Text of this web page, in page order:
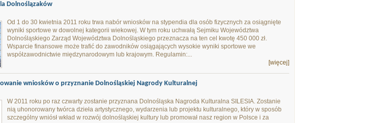
Dolnoślązaków
Od 1 do 30 kwietnia 2011 roku trwa nabór wniosków na stypendia dla osób fizycznych za osiągnięte
wyniki sportowe w dowolnej kategorii wiekowej. W tym roku uchwałą Sejmiku Województwa
Dolnośląskiego Zarząd Województwa Dolnośląskiego przeznacza na ten cel kwotę 450 000 zł.
Wsparcie finansowe może trafić do zawodników osiągających wysokie wyniki sportowe we
współzawodnictwie międzynarodowym lub krajowym. Regulamin:...
[więcej]
wniosków o przyznanie Dolnośląskiej Nagrody Kulturalnej
W 2011 roku po raz czwarty zostanie przyznana Dolnośląska Nagroda Kulturalna SILESIA. Zostanie
nią uhonorowany twórca dzieła artystycznego, wydarzenia lub projektu kulturalnego, który w sposób
szczególny wniósł wkład w rozwój dolnośląskiej kultury lub promował nasz region w Polsce i za